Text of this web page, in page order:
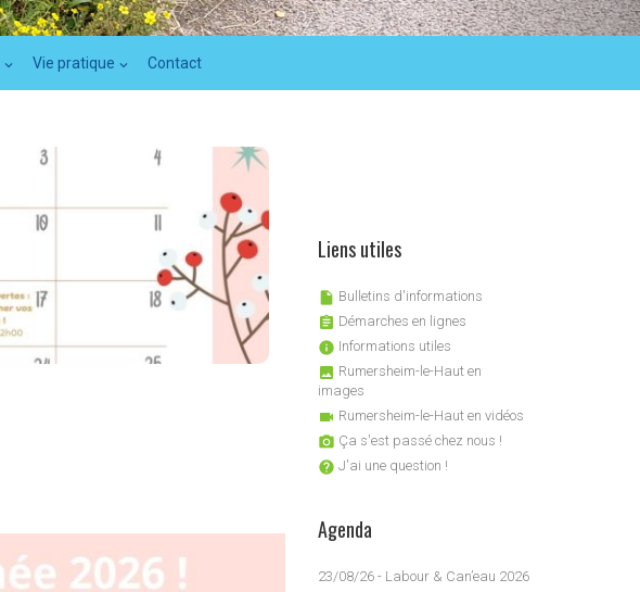
Vie pratique Contact
Liens utiles
 Bulletins d'informations
 Démarches en lignes
 Informations utiles
 Rumersheim-le-Haut en
images
 Rumersheim-le-Haut en vidéos
 Ça s'est passé chez nous !
 J'ai une question !
Agenda
23/08/26 - Labour & Can’eau 2026